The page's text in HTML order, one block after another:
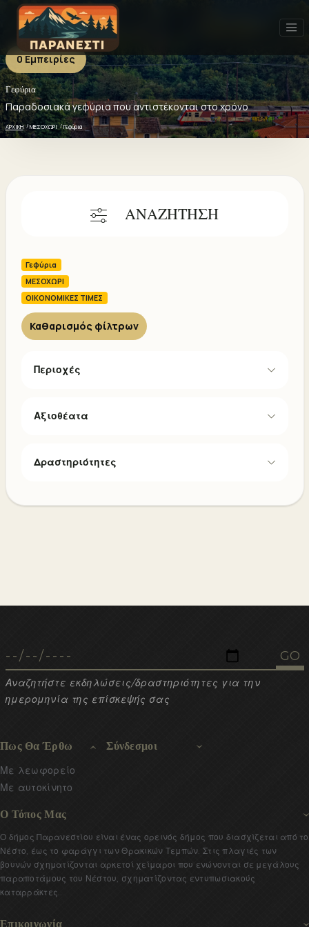
0 Εμπειρίες
Γεφύρια
Παραδοσιακά γεφύρια που αντιστέκονται στο χρόνο
ΑΡΧΙΚΗ ΜΕΣΟΧΩΡΙ Γεφύρια
ΑΝΑΖΗΤΗΣΗ
Γεφύρια
ΜΕΣΟΧΩΡΙ
ΟΙΚΟΝΟΜΙΚΕΣ ΤΙΜΕΣ
Καθαρισμός φίλτρων
Περιοχές
Αξιοθέατα
Δραστηριότητες
Γεφύρια - 0 ΕΜΠΕΙΡΙΕΣ
Πρόσφατα Δημοφιλή Καλύτερη αξιολόγηση
Αναζητήστε εκδηλώσεις/δραστηριότητες για την
ημερομηνία της επίσκεψής σας
Πως Θα Έρθω
Με λεωφορείο
Με αυτοκίνητο
Σύνδεσμοι
Ο Τόπος Μας
Ο δήμος Παρανεστίου είναι ένας ορεινός δήμος που διασχίζεται από το
Νέστο, έως το φαράγγι των Θρακικών Τεμπών. Στις πλαγιές των
βουνών σχηματίζονται αρκετοί χείμαροι που ενώνονται σε μεγάλους
παραποτάμους του Νέστου, σχηματίζοντας εντυπωσιακούς
καταρράκτες..
Επικοινωνία